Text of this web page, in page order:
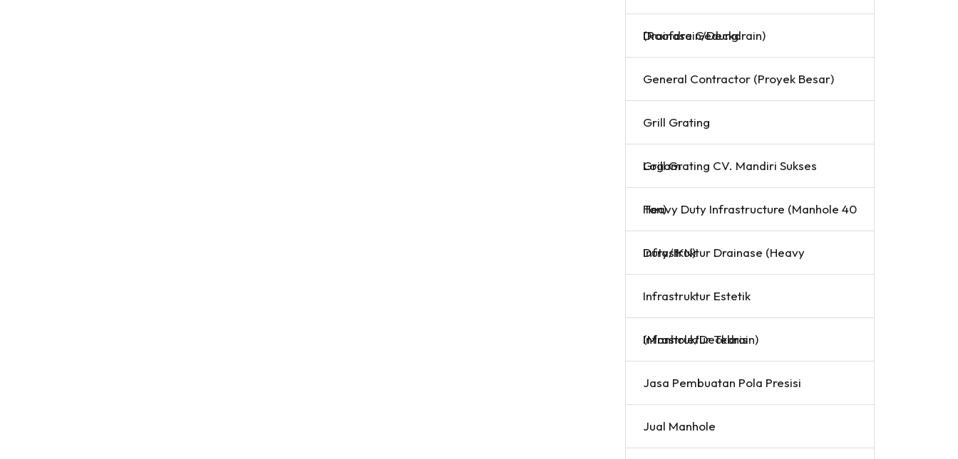
Drainase Gedung (Roofdrain/Deckdrain)
General Contractor (Proyek Besar)
Grill Grating
Grill Grating CV. Mandiri Sukses Logam
Heavy Duty Infrastructure (Manhole 40 Ton)
Infrastruktur Drainase (Heavy Duty/IKN)
Infrastruktur Estetik
Infrastruktur Teknis (Manhole/Deckdrain)
Jasa Pembuatan Pola Presisi
Jual Manhole